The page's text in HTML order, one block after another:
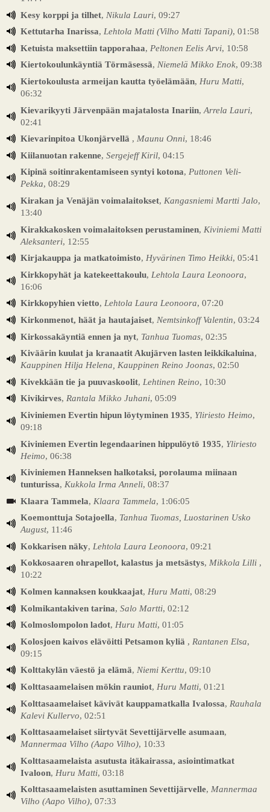
Kesy korppi ja tilhet, Nikula Lauri, 09:27
Kettutarha Inarissa, Lehtola Matti (Vilho Matti Tapani), 01:58
Ketuista maksettiin tapporahaa, Peltonen Eelis Arvi, 10:58
Kiertokoulunkäyntiä Törmäsessä, Niemelä Mikko Enok, 09:38
Kiertokoulusta armeijan kautta työelämään, Huru Matti,
06:32
Kievarikyyti Järvenpään majatalosta Inariin, Arrela Lauri,
02:41
Kievarinpitoa Ukonjärvellä , Maunu Onni, 18:46
Kiilanuotan rakenne, Sergejeff Kiril, 04:15
Kipinä soitinrakentamiseen syntyi kotona, Puttonen Veli-
Pekka, 08:29
Kirakan ja Venäjän voimalaitokset, Kangasniemi Martti Jalo,
13:40
Kirakkakosken voimalaitoksen perustaminen, Kiviniemi Matti
Aleksanteri, 12:55
Kirjakauppa ja matkatoimisto, Hyvärinen Timo Heikki, 05:41
Kirkkopyhät ja katekeettakoulu, Lehtola Laura Leonoora,
16:06
Kirkkopyhien vietto, Lehtola Laura Leonoora, 07:20
Kirkonmenot, häät ja hautajaiset, Nemtsinkoff Valentin, 03:24
Kirkossakäyntiä ennen ja nyt, Tanhua Tuomas, 02:35
Kiväärin kuulat ja kranaatit Akujärven lasten leikkikaluina,
Kauppinen Hilja Helena, Kauppinen Reino Joonas, 02:50
Kivekkään tie ja puuvaskoolit, Lehtinen Reino, 10:30
Kivikirves, Rantala Mikko Juhani, 05:09
Kiviniemen Evertin hipun löytyminen 1935, Yliriesto Heimo,
09:18
Kiviniemen Evertin legendaarinen hippulöytö 1935, Yliriesto
Heimo, 06:38
Kiviniemen Hanneksen halkotaksi, porolauma miinaan
tunturissa, Kukkola Irma Anneli, 08:37
Klaara Tammela, Klaara Tammela, 1:06:05
Koemonttuja Sotajoella, Tanhua Tuomas, Luostarinen Usko
August, 11:46
Kokkarisen näky, Lehtola Laura Leonoora, 09:21
Kokkosaaren ohrapellot, kalastus ja metsästys, Mikkola Lilli ,
10:22
Kolmen kannaksen koukkaajat, Huru Matti, 08:29
Kolmikantakiven tarina, Salo Martti, 02:12
Kolmoslompolon ladot, Huru Matti, 01:05
Kolosjoen kaivos elävöitti Petsamon kyliä , Rantanen Elsa,
09:15
Kolttakylän väestö ja elämä, Niemi Kerttu, 09:10
Kolttasaamelaisen mökin rauniot, Huru Matti, 01:21
Kolttasaamelaiset kävivät kauppamatkalla Ivalossa, Rauhala
Kalevi Kullervo, 02:51
Kolttasaamelaiset siirtyvät Sevettijärvelle asumaan,
Mannermaa Vilho (Aapo Vilho), 10:33
Kolttasaamelaista asutusta itäkairassa, asiointimatkat
Ivaloon, Huru Matti, 03:18
Kolttasaamelaisten asuttaminen Sevettijärvelle, Mannermaa
Vilho (Aapo Vilho), 07:33